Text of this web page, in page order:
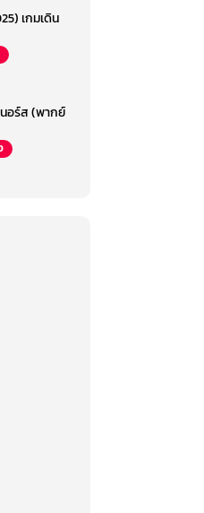
เกมเดิน
อร์ส (พากย์